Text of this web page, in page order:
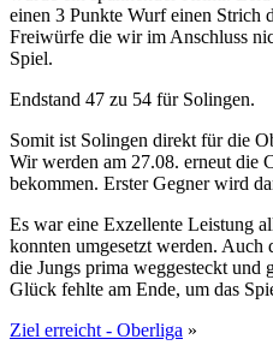
einen 3 Punkte Wurf einen Strich
Freiwürfe die wir im Anschluss
Spiel.
Endstand 47 zu 54 für Solingen.
Somit ist Solingen direkt für die
Wir werden am 27.08. erneut die
bekommen. Erster Gegner wird
Es war eine Exzellente Leistung
konnten umgesetzt werden. Auch
die Jungs prima weggesteckt und
Glück fehlte am Ende, um das
Ziel erreicht - Oberliga »